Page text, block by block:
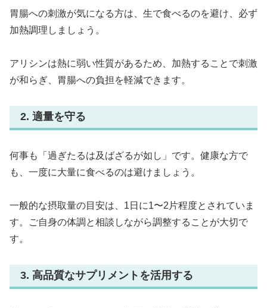
胃腸への刺激が気になる方は、生で食べるのを避け、必ず
加熱調理しましょう。
アリシンは熱に弱い性質があるため、加熱することで刺激
が和らぎ、胃腸への負担を軽減できます。
2. 適量を守る
何事も「過ぎたるは及ばざるが如し」です。健康な方で
も、一度に大量に食べるのは避けましょう。
一般的な摂取量の目安は、1日に1〜2片程度とされていま
す。ご自身の体調と相談しながら調整することが大切で
す。
3. 高品質なサプリメントを活用する